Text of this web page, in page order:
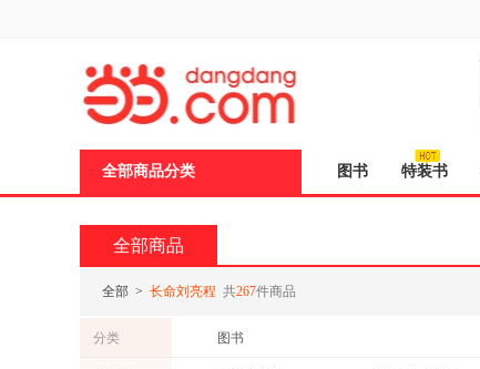
全部商品分类 图书 特装书
全部商品
全部 > 长命刘亮程 共267件商品
分类 图书
页